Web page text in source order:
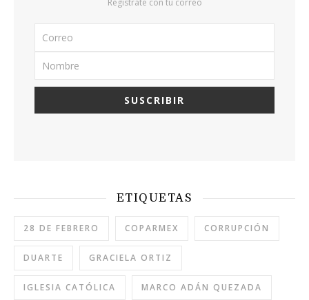
Regístrate con tu correo
ETIQUETAS
28 DE FEBRERO COPARMEX CORRUPCIÓN
DUARTE GRACIELA ORTIZ
IGLESIA CATÓLICA MARCO ADÁN QUEZADA